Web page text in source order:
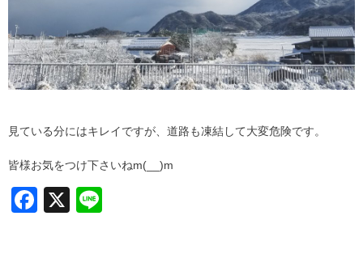
見ている分にはキレイですが、道路も凍結して大変危険です。
皆様お気をつけ下さいねm(__)m
F
X